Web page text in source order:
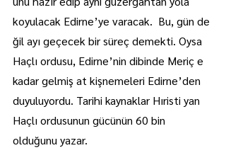
koyulacak Edirne’ye varacak.  Bu, gün de
ğil ayı geçecek bir süreç demekti. Oysa
Haçlı ordusu, Edirne’nin dibinde Meriç e
kadar gelmiş at kişnemeleri Edirne’den
duyuluyordu. Tarihi kaynaklar Hıristi yan
Haçlı ordusunun gücünün 60 bin
olduğunu yazar.